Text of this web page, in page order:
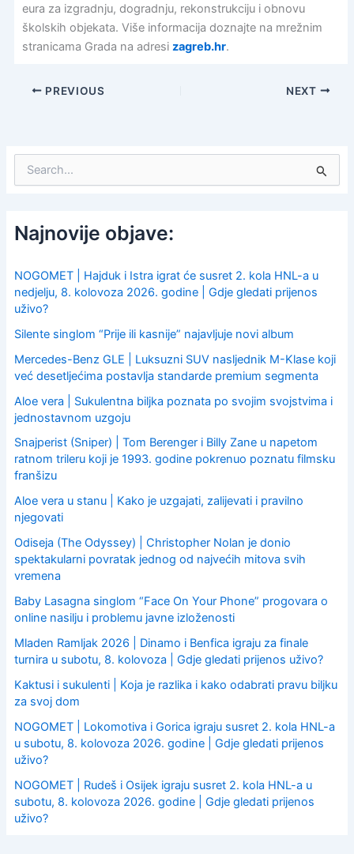
eura za izgradnju, dogradnju, rekonstrukciju i obnovu
školskih objekata. Više informacija doznajte na mrežnim
stranicama Grada na adresi zagreb.hr.
PREVIOUS NEXT
c
h
o
r
Najnovije objave:
NOGOMET | Hajduk i Istra igrat će susret 2. kola HNL-a u
nedjelju, 8. kolovoza 2026. godine | Gdje gledati prijenos
uživo?
Silente singlom “Prije ili kasnije” najavljuje novi album
Mercedes-Benz GLE | Luksuzni SUV nasljednik M-Klase koji
već desetljećima postavlja standarde premium segmenta
Aloe vera | Sukulentna biljka poznata po svojim svojstvima i
jednostavnom uzgoju
Snajperist (Sniper) | Tom Berenger i Billy Zane u napetom
ratnom trileru koji je 1993. godine pokrenuo poznatu filmsku
franšizu
Aloe vera u stanu | Kako je uzgajati, zalijevati i pravilno
njegovati
Odiseja (The Odyssey) | Christopher Nolan je donio
spektakularni povratak jednog od najvećih mitova svih
vremena
Baby Lasagna singlom “Face On Your Phone” progovara o
online nasilju i problemu javne izloženosti
Mladen Ramljak 2026 | Dinamo i Benfica igraju za finale
turnira u subotu, 8. kolovoza | Gdje gledati prijenos uživo?
Kaktusi i sukulenti | Koja je razlika i kako odabrati pravu biljku
za svoj dom
NOGOMET | Lokomotiva i Gorica igraju susret 2. kola HNL-a
u subotu, 8. kolovoza 2026. godine | Gdje gledati prijenos
uživo?
NOGOMET | Rudeš i Osijek igraju susret 2. kola HNL-a u
subotu, 8. kolovoza 2026. godine | Gdje gledati prijenos
uživo?